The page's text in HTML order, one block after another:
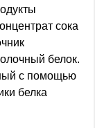
сока
белок.
с помощью
белка